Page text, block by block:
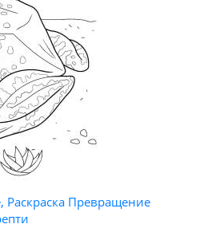
Раскраска Превращение